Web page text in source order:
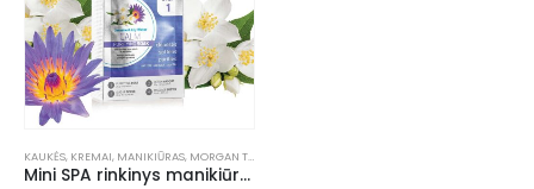
KAUKĖS, KREMAI, MANIKIŪRAS, MORGAN TAYLOR PRIEMONĖS
Mini SPA rinkinys manikiūrui, pedikiūrui Morgan Taylor Jasmine & Lily Water